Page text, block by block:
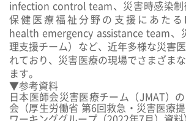
infection control team、災害時感染制
保健医療福祉分野の支援にあたる
health emergency assistance team、
理支援チーム）など、近年多様な災害
れており、災害医療の現場でさまざま
ます。
▼参考資料
日本医師会災害医療チーム（JMAT）
会（厚生労働省 第6回救急・災害医療
ワーキンググループ（2022年7月）資料